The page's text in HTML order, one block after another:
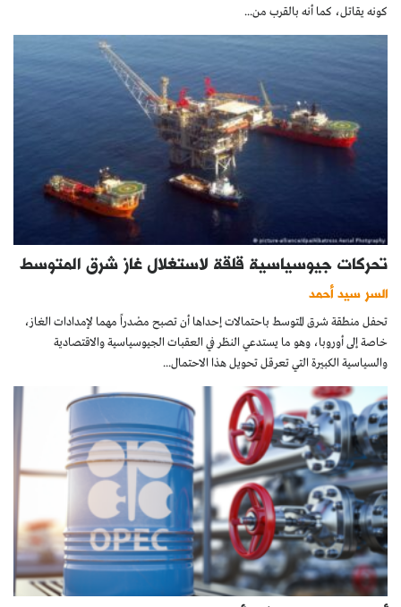
كونه يقاتل، كما أنه بالقرب من...
تحركات جيوسياسية قلقة لاستغلال غاز شرق المتوسط
السر سيد أحمد
تحفل منطقة شرق المتوسط باحتمالات إحداها أن تصبح مصْدراً مهما لإمدادات الغاز،
خاصة إلى أوروبا، وهو ما يستدعي النظر في العقبات الجيوسياسية والاقتصادية
والسياسية الكبيرة التي تعرقل تحويل هذا الاحتمال...